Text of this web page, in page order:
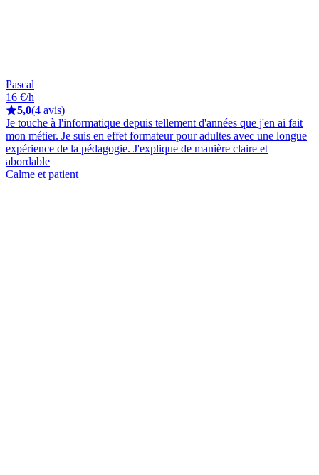
Pascal
16 €/h
5,0(4 avis)
Je touche à l'informatique depuis tellement d'années que j'en ai fait
mon métier. Je suis en effet formateur pour adultes avec une longue
expérience de la pédagogie. J'explique de manière claire et
abordable
Calme et patient